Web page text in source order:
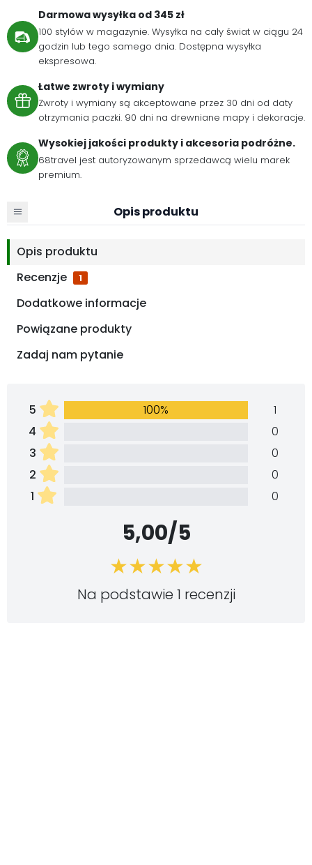
Darmowa wysyłka od 345 zł
100 stylów w magazynie. Wysyłka na cały świat w ciągu 24
godzin lub tego samego dnia. Dostępna wysyłka
ekspresowa.
Łatwe zwroty i wymiany
Zwroty i wymiany są akceptowane przez 30 dni od daty
otrzymania paczki. 90 dni na drewniane mapy i dekoracje.
Wysokiej jakości produkty i akcesoria podróżne.
68travel jest autoryzowanym sprzedawcą wielu marek
premium.
Opis produktu
Opis produktu
Recenzje
1
Dodatkowe informacje
Powiązane produkty
Zadaj nam pytanie
5 100%
1
4
0
3
0
2
0
1
0
5,00/5
Na podstawie 1 recenzji